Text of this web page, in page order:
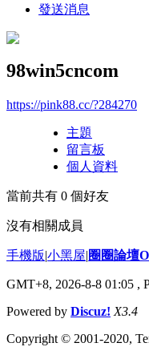
發送消息
98win5cncom
https://pink88.cc/?284270
主題
留言板
個人資料
當前共有 0 個好友
沒有相關成員
手機版|小黑屋|圈圈論壇
GMT+8, 2026-8-8 01:05 ,
Powered by Discuz! X3.4
Copyright © 2001-2020,